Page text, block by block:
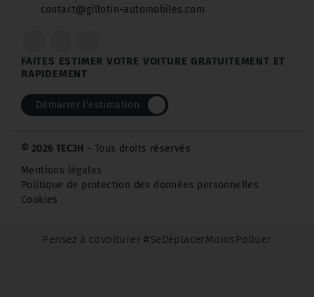
contact@gillotin-automobiles.com
FAITES ESTIMER VOTRE VOITURE GRATUITEMENT ET
RAPIDEMENT
Démarrer l'estimation
© 2026 TEC3H - Tous droits réservés
Mentions légales
Politique de protection des données personnelles
Cookies
Pensez à covoiturer #SeDéplacerMoinsPolluer